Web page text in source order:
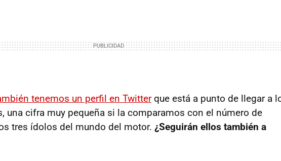
tenemos un perfil en Twitterque está a punto de llegar a
una cifra muy pequeña si la comparamos con el número de
tres ídolos del mundo del motor. ¿Seguirán ellos también a